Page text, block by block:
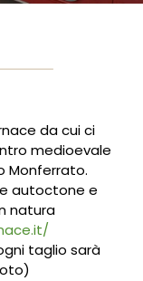
da cui ci
medioevale
Monferrato.
autoctone e
natura
taglio sarà